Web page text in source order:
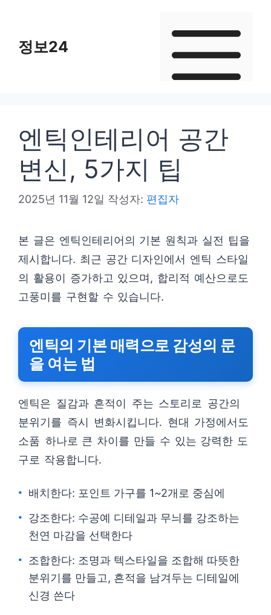
정보24
엔틱인테리어 공간
변신, 5가지 팁
2025년 11월 12일 작성자: 편집자
본 글은 엔틱인테리어의 기본 원칙과 실전 팁을
제시합니다. 최근 공간 디자인에서 엔틱 스타일
의 활용이 증가하고 있으며, 합리적 예산으로도
고풍미를 구현할 수 있습니다.
엔틱의 기본 매력으로 감성의 문
을 여는 법
엔틱은 질감과 흔적이 주는 스토리로 공간의
분위기를 즉시 변화시킵니다. 현대 가정에서도
소품 하나로 큰 차이를 만들 수 있는 강력한 도
구로 작용합니다.
배치한다: 포인트 가구를 1~2개로 중심에
강조한다: 수공예 디테일과 무늬를 강조하는
천연 마감을 선택한다
조합한다: 조명과 텍스타일을 조합해 따뜻한
분위기를 만들고, 흔적을 남겨두는 디테일에
신경 쓴다